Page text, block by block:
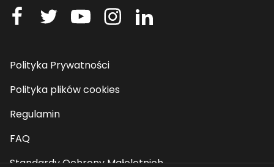
Polityka Prywatności
Polityka plików cookies
Regulamin
FAQ
Standardy Ochrony Małoletnich